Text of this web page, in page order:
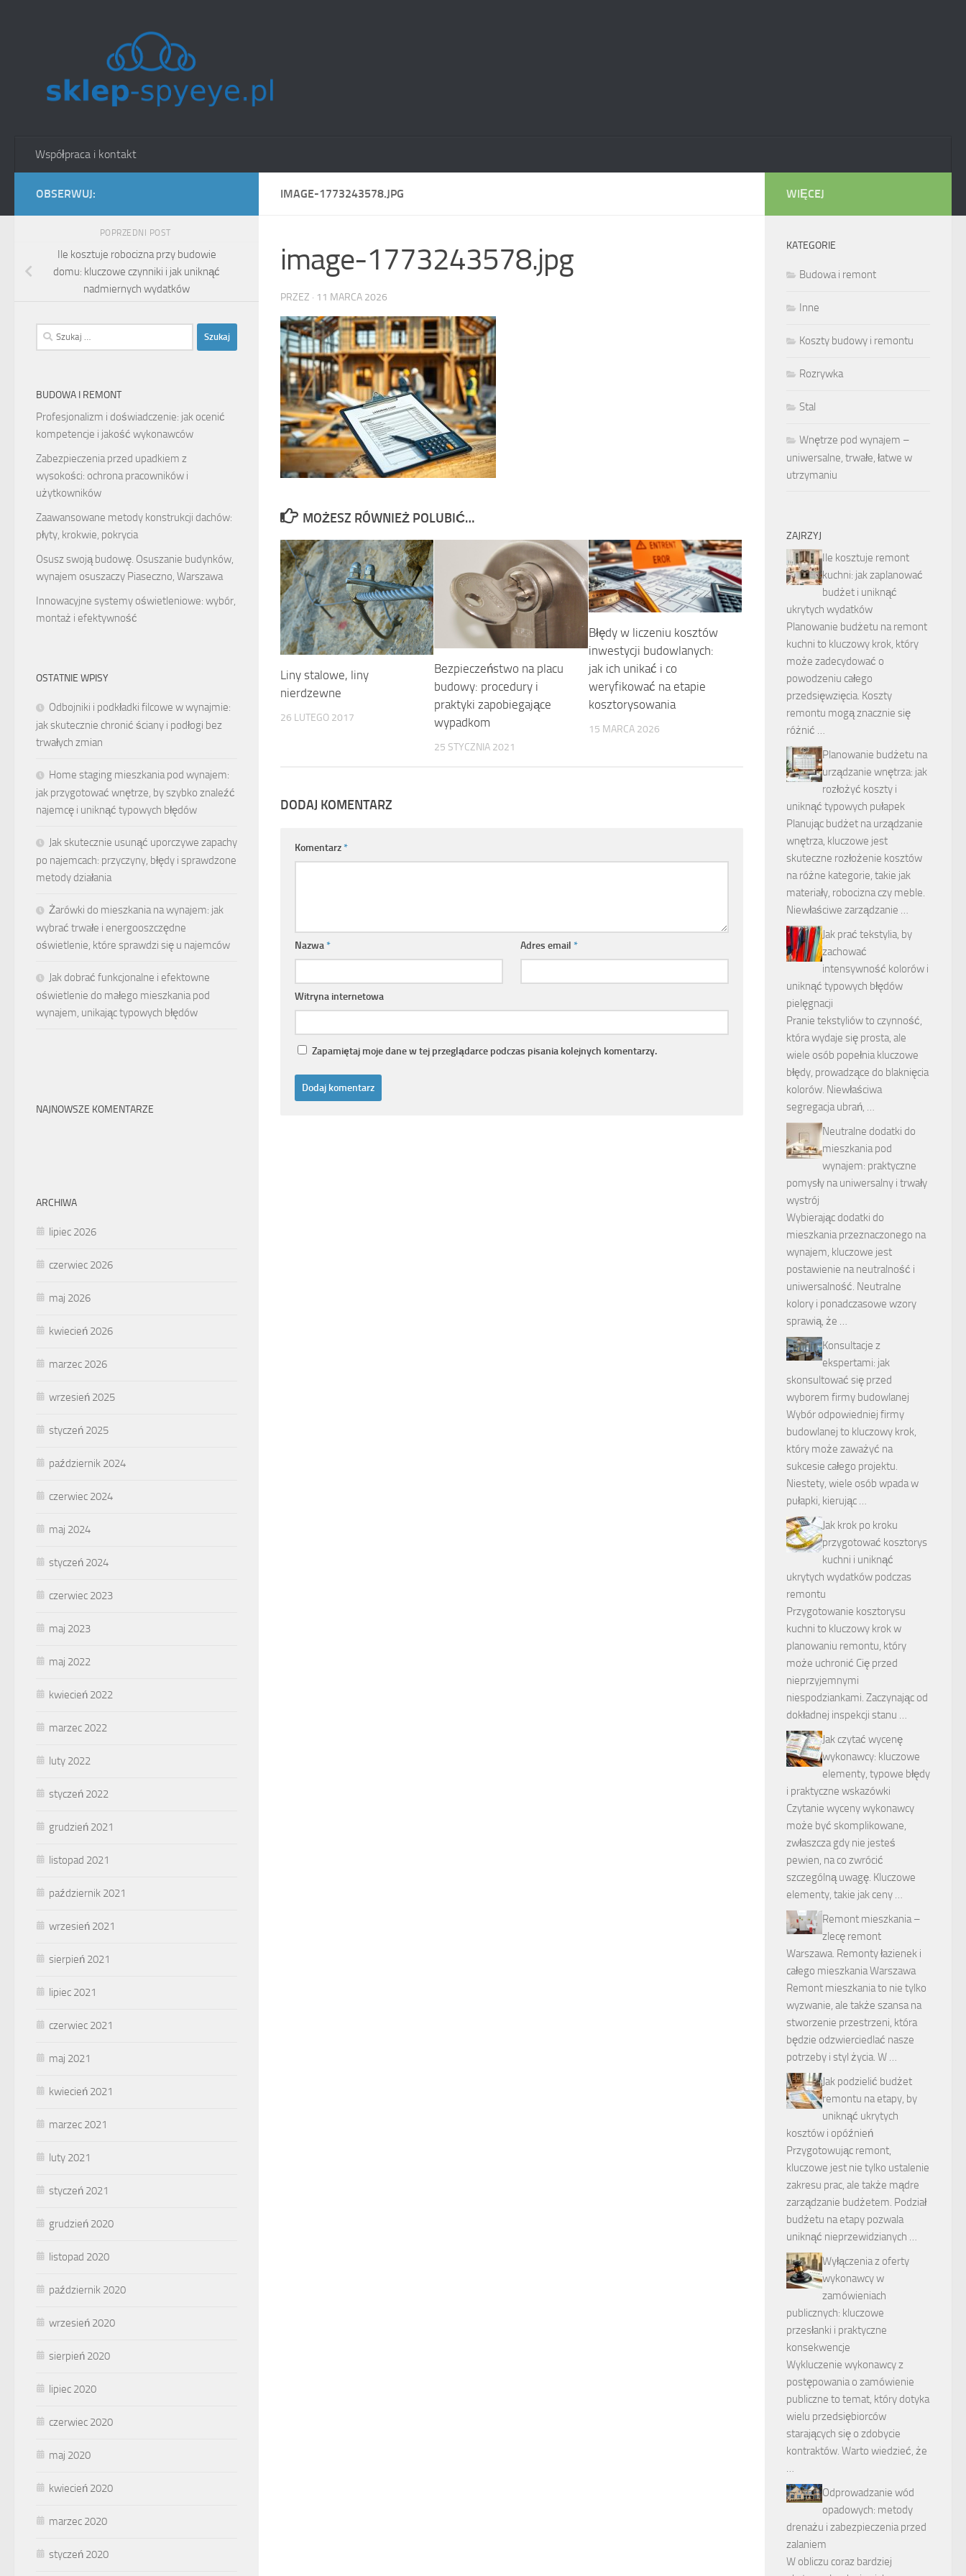
Współpraca i kontakt
IMAGE-1773243578.JPG
image-1773243578.jpg
PRZEZ · 11 MARCA 2026
MOŻESZ RÓWNIEŻ POLUBIĆ…
Liny stalowe, liny
nierdzewne
26 LUTEGO 2017
Bezpieczeństwo na placu
budowy: procedury i
praktyki zapobiegające
wypadkom
25 STYCZNIA 2021
Błędy w liczeniu kosztów
inwestycji budowlanych:
jak ich unikać i co
weryfikować na etapie
kosztorysowania
15 MARCA 2026
DODAJ KOMENTARZ
Komentarz*
Nazwa* Adres email*
Witryna internetowa
Zapamiętaj moje dane w tej przeglądarce podczas pisania kolejnych komentarzy.
OBSERWUJ:
POPRZEDNI POST
Ile kosztuje robocizna przy budowie
domu: kluczowe czynniki i jak uniknąć
nadmiernych wydatków
Szukaj:
BUDOWA I REMONT
Profesjonalizm i doświadczenie: jak ocenić
kompetencje i jakość wykonawców
Zabezpieczenia przed upadkiem z
wysokości: ochrona pracowników i
użytkowników
Zaawansowane metody konstrukcji dachów:
płyty, krokwie, pokrycia
Osusz swoją budowę. Osuszanie budynków,
wynajem osuszaczy Piaseczno, Warszawa
Innowacyjne systemy oświetleniowe: wybór,
montaż i efektywność
OSTATNIE WPISY
Odbojniki i podkładki filcowe w wynajmie:
jak skutecznie chronić ściany i podłogi bez
trwałych zmian
Home staging mieszkania pod wynajem:
jak przygotować wnętrze, by szybko znaleźć
najemcę i uniknąć typowych błędów
Jak skutecznie usunąć uporczywe zapachy
po najemcach: przyczyny, błędy i sprawdzone
metody działania
Żarówki do mieszkania na wynajem: jak
wybrać trwałe i energooszczędne
oświetlenie, które sprawdzi się u najemców
Jak dobrać funkcjonalne i efektowne
oświetlenie do małego mieszkania pod
wynajem, unikając typowych błędów
NAJNOWSZE KOMENTARZE
ARCHIWA
lipiec 2026
czerwiec 2026
maj 2026
kwiecień 2026
marzec 2026
wrzesień 2025
styczeń 2025
październik 2024
czerwiec 2024
maj 2024
styczeń 2024
czerwiec 2023
maj 2023
maj 2022
kwiecień 2022
marzec 2022
luty 2022
styczeń 2022
grudzień 2021
listopad 2021
październik 2021
wrzesień 2021
sierpień 2021
lipiec 2021
czerwiec 2021
maj 2021
kwiecień 2021
marzec 2021
luty 2021
styczeń 2021
grudzień 2020
listopad 2020
październik 2020
wrzesień 2020
sierpień 2020
lipiec 2020
czerwiec 2020
maj 2020
kwiecień 2020
marzec 2020
styczeń 2020
WIĘCEJ
KATEGORIE
Budowa i remont
Inne
Koszty budowy i remontu
Rozrywka
Stal
Wnętrze pod wynajem –
uniwersalne, trwałe, łatwe w
utrzymaniu
ZAJRZYJ
Ile kosztuje remont
kuchni: jak zaplanować
budżet i uniknąć
ukrytych wydatków
Planowanie budżetu na remont
kuchni to kluczowy krok, który
może zadecydować o
powodzeniu całego
przedsięwzięcia. Koszty
remontu mogą znacznie się
różnić …
Planowanie budżetu na
urządzanie wnętrza: jak
rozłożyć koszty i
uniknąć typowych pułapek
Planując budżet na urządzanie
wnętrza, kluczowe jest
skuteczne rozłożenie kosztów
na różne kategorie, takie jak
materiały, robocizna czy meble.
Niewłaściwe zarządzanie …
Jak prać tekstylia, by
zachować
intensywność kolorów i
uniknąć typowych błędów
pielęgnacji
Pranie tekstyliów to czynność,
która wydaje się prosta, ale
wiele osób popełnia kluczowe
błędy, prowadzące do blaknięcia
kolorów. Niewłaściwa
segregacja ubrań, …
Neutralne dodatki do
mieszkania pod
wynajem: praktyczne
pomysły na uniwersalny i trwały
wystrój
Wybierając dodatki do
mieszkania przeznaczonego na
wynajem, kluczowe jest
postawienie na neutralność i
uniwersalność. Neutralne
kolory i ponadczasowe wzory
sprawią, że …
Konsultacje z
ekspertami: jak
skonsultować się przed
wyborem firmy budowlanej
Wybór odpowiedniej firmy
budowlanej to kluczowy krok,
który może zaważyć na
sukcesie całego projektu.
Niestety, wiele osób wpada w
pułapki, kierując …
Jak krok po kroku
przygotować kosztorys
kuchni i uniknąć
ukrytych wydatków podczas
remontu
Przygotowanie kosztorysu
kuchni to kluczowy krok w
planowaniu remontu, który
może uchronić Cię przed
nieprzyjemnymi
niespodziankami. Zaczynając od
dokładnej inspekcji stanu …
Jak czytać wycenę
wykonawcy: kluczowe
elementy, typowe błędy
i praktyczne wskazówki
Czytanie wyceny wykonawcy
może być skomplikowane,
zwłaszcza gdy nie jesteś
pewien, na co zwrócić
szczególną uwagę. Kluczowe
elementy, takie jak ceny …
Remont mieszkania –
zlecę remont
Warszawa. Remonty łazienek i
całego mieszkania Warszawa
Remont mieszkania to nie tylko
wyzwanie, ale także szansa na
stworzenie przestrzeni, która
będzie odzwierciedlać nasze
potrzeby i styl życia. W …
Jak podzielić budżet
remontu na etapy, by
uniknąć ukrytych
kosztów i opóźnień
Przygotowując remont,
kluczowe jest nie tylko ustalenie
zakresu prac, ale także mądre
zarządzanie budżetem. Podział
budżetu na etapy pozwala
uniknąć nieprzewidzianych …
Wyłączenia z oferty
wykonawcy w
zamówieniach
publicznych: kluczowe
przesłanki i praktyczne
konsekwencje
Wykluczenie wykonawcy z
postępowania o zamówienie
publiczne to temat, który dotyka
wielu przedsiębiorców
starających się o zdobycie
kontraktów. Warto wiedzieć, że
…
Odprowadzanie wód
opadowych: metody
drenażu i zabezpieczenia przed
zalaniem
W obliczu coraz bardziej